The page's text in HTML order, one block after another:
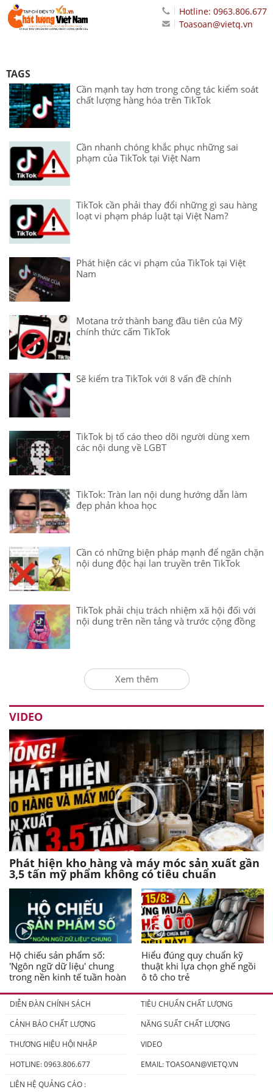
Hotline: 0963.806.677
Toasoan@vietq.vn
TAGS
Cần mạnh tay hơn trong công tác kiểm soát
chất lượng hàng hóa trên TikTok
Cần nhanh chóng khắc phục những sai
phạm của TikTok tại Việt Nam
TikTok cần phải thay đổi những gì sau hàng
loạt vi phạm pháp luật tại Việt Nam?
Phát hiện các vi phạm của TikTok tại Việt
Nam
Motana trở thành bang đầu tiên của Mỹ
chính thức cấm TikTok
Sẽ kiểm tra TikTok với 8 vấn đề chính
TikTok bị tố cáo theo dõi người dùng xem
các nội dung về LGBT
TikTok: Tràn lan nội dung hướng dẫn làm
đẹp phản khoa học
Cần có những biện pháp mạnh để ngăn chặn
nội dung độc hại lan truyền trên TikTok
TikTok phải chịu trách nhiệm xã hội đối với
nội dung trên nền tảng và trước cộng đồng
Xem thêm
VIDEO
Phát hiện kho hàng và máy móc sản xuất gần
3,5 tấn mỹ phẩm không có tiêu chuẩn
Hộ chiếu sản phẩm số:
'Ngôn ngữ dữ liệu' chung
trong nền kinh tế tuần hoàn
Hiểu đúng quy chuẩn kỹ
thuật khi lựa chọn ghế ngồi
ô tô cho trẻ
DIỄN ĐÀN CHÍNH SÁCH
TIÊU CHUẨN CHẤT LƯỢNG
CẢNH BÁO CHẤT LƯỢNG
NĂNG SUẤT CHẤT LƯỢNG
THƯƠNG HIỆU HỘI NHẬP
VIDEO
HOTLINE: 0963.806.677
EMAIL:TOASOAN@VIETQ.VN
LIÊN HỆ QUẢNG CÁO :